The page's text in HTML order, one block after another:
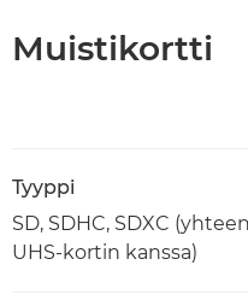
Muistikortti
Tyyppi
SD, SDHC, SDXC
UHS-kortin kanssa)